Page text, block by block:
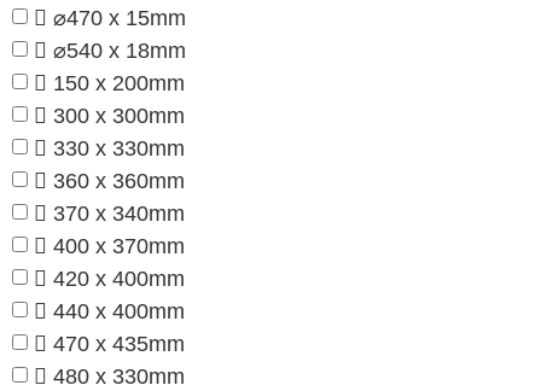
⌀470 x 15mm
⌀540 x 18mm
150 x 200mm
300 x 300mm
330 x 330mm
360 x 360mm
370 x 340mm
400 x 370mm
420 x 400mm
440 x 400mm
470 x 435mm
480 x 330mm